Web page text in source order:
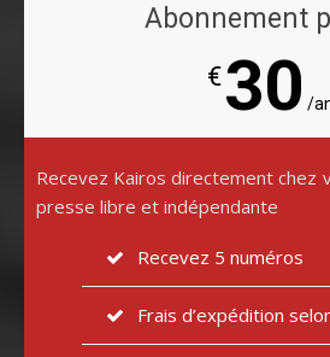
Abonnement
€30 /
Recevez Kairos directement chez
presse libre et indépendante
Recevez 5 numéros
Frais d’expédition